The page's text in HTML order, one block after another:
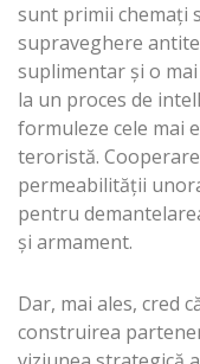
sunt primii chemaţi
supraveghere
suplimentar şi o
la un proces de
formuleze cele mai
teroristă.
permeabilităţii
pentru
şi armament.
Dar, mai ales, cred
construirea